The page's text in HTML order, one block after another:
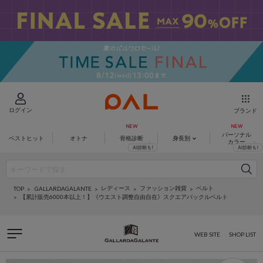
ログイン ブランド
ベストヒット オトナ 骨格診断 身長別
パーソナル
カラー
TOP GALLARDAGALANTE レディース ファッション雑貨
ベルト
【累計販売6000本以上！】《ウエスト調整自由自在》スクエアバックルベルト
SHOP LIST
WEB SITE